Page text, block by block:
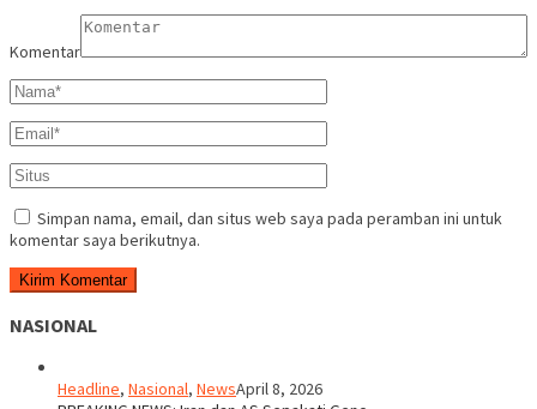
Komentar
Simpan nama, email, dan situs web saya pada peramban ini untuk
komentar saya berikutnya.
NASIONAL
Headline, Nasional, NewsApril 8, 2026